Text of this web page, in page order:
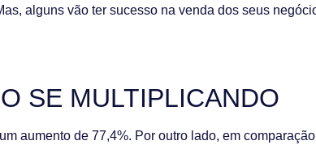
alguns vão ter sucesso na venda dos seus
SE MULTIPLICANDO
aumento de 77,4%. Por outro lado, em